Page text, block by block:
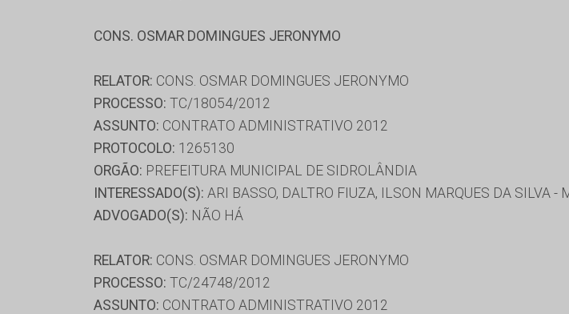
CONS. OSMAR DOMINGUES JERONYMO
RELATOR: CONS. OSMAR DOMINGUES JERONYMO
PROCESSO: TC/18054/2012
ASSUNTO: CONTRATO ADMINISTRATIVO 2012
PROTOCOLO: 1265130
ORGÃO: PREFEITURA MUNICIPAL DE SIDROLÂNDIA
INTERESSADO(S): ARI BASSO, DALTRO FIUZA, ILSON MARQUES DA SILVA -
ADVOGADO(S): NÃO HÁ
RELATOR: CONS. OSMAR DOMINGUES JERONYMO
PROCESSO: TC/24748/2012
ASSUNTO: CONTRATO ADMINISTRATIVO 2012